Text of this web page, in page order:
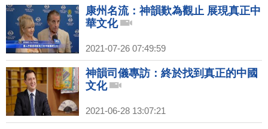
康州名流：神韻歎為觀止 展現真正中
華文化
2021-07-26 07:49:59
神韻司儀專訪：終於找到真正的中國
文化
2021-06-28 13:07:21